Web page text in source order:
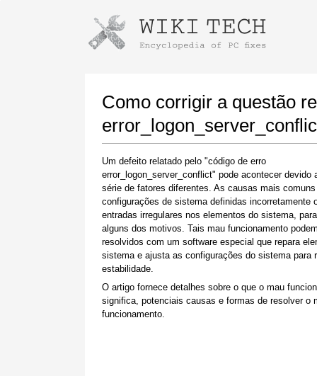
Como corrigir a questão
Um defeito relatado pelo "código de erro
error_logon_server_conflict" pode acontecer devido
série de fatores diferentes. As causas mais
configurações de sistema definidas incorretamente
entradas irregulares nos elementos do sistema,
alguns dos motivos. Tais mau funcionamento
resolvidos com um software especial que repara
sistema e ajusta as configurações do sistema para
estabilidade.
O artigo fornece detalhes sobre o que o mau
significa, potenciais causas e formas de resolver o
funcionamento.
Instruções para baixar usando o
Quando o download estiver concluído, clique
no link do arquivo baixado